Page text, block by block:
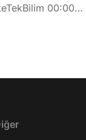
00:00
kararı kimin
sinyalini
garantisi
partiden